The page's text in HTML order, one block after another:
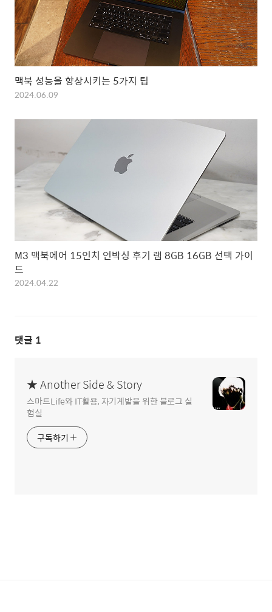
맥북 성능을 향상시키는 5가지 팁
2024.06.09
M3 맥북에어 15인치 언박싱 후기 램 8GB 16GB 선택 가이
드
2024.04.22
댓글 1
★ Another Side & Story
스마트Life와 IT활용, 자기계발을 위한 블로그 실
험실
구독하기